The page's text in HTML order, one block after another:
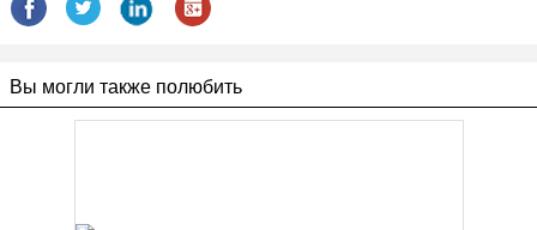
Вы могли также полюбить